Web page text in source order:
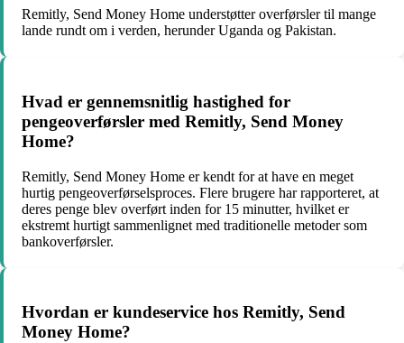
Remitly, Send Money Home understøtter overførsler til mange
lande rundt om i verden, herunder Uganda og Pakistan.
Hvad er gennemsnitlig hastighed for
pengeoverførsler med Remitly, Send Money
Home?
Remitly, Send Money Home er kendt for at have en meget
hurtig pengeoverførselsproces. Flere brugere har rapporteret, at
deres penge blev overført inden for 15 minutter, hvilket er
ekstremt hurtigt sammenlignet med traditionelle metoder som
bankoverførsler.
Hvordan er kundeservice hos Remitly, Send
Money Home?